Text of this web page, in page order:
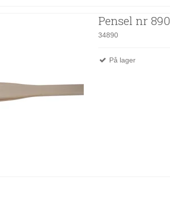
Pensel nr 890
34890
På lager